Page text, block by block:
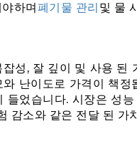
하며폐기물 관리 및 물
성, 잘 깊이 및 사용 된
난이도로 가격이 책
들었습니다. 시장은 성
감소와 같은 전달 된 가